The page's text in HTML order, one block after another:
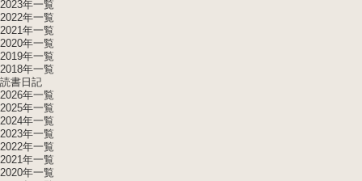
2023年一覧
2022年一覧
2021年一覧
2020年一覧
2019年一覧
2018年一覧
読書日記
2026年一覧
2025年一覧
2024年一覧
2023年一覧
2022年一覧
2021年一覧
2020年一覧